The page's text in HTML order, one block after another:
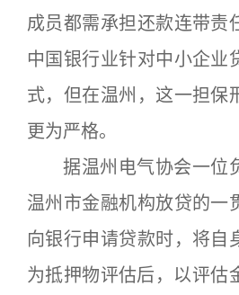
成员都需承担还款连带责
中国银行业针对中小企业
式，但在温州，这一担保
更为严格。
据温州电气协会一位
温州市金融机构放贷的一
向银行申请贷款时，将自
为抵押物评估后，以评估